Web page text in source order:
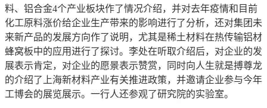
料、铝合金4个产业板块作了情况介绍，并对去年疫情和目前
化工原料涨价给企业生产带来的影响进行了分析，还对集团未
来新产品的发展方向作了说明，尤其是稀土材料在热传输铝材
蜂窝板中的应用进行了探讨。李处在听取介绍后，对企业的发
展表示肯定，对企业的愿景表示赞赏，同时向人生就是搏尊龙
的介绍了上海新材料产业有关推进政策，并邀请企业参与今年
工博会的展览展示。一行人还参观了研究院的实验室。